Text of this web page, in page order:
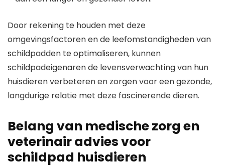
Door rekening te houden met deze
omgevingsfactoren en de leefomstandigheden van
schildpadden te optimaliseren, kunnen
schildpadeigenaren de levensverwachting van hun
huisdieren verbeteren en zorgen voor een gezonde,
langdurige relatie met deze fascinerende dieren.
Belang van medische zorg en
veterinair advies voor
schildpad huisdieren